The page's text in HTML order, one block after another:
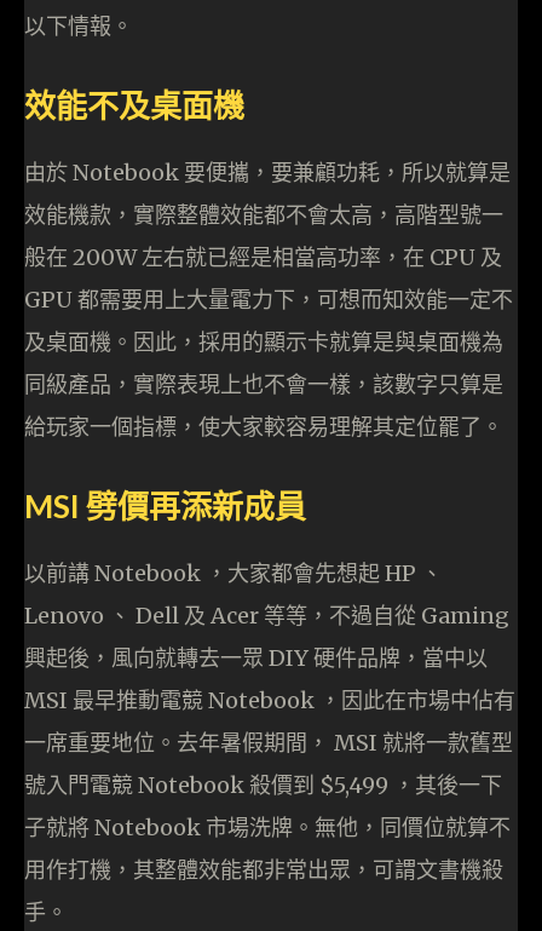
以下情報。
效能不及桌面機
由於 Notebook 要便攜，要兼顧功耗，所以就算是
效能機款，實際整體效能都不會太高，高階型號一
般在 200W 左右就已經是相當高功率，在 CPU 及
GPU 都需要用上大量電力下，可想而知效能一定不
及桌面機。因此，採用的顯示卡就算是與桌面機為
同級產品，實際表現上也不會一樣，該數字只算是
給玩家一個指標，使大家較容易理解其定位罷了。
MSI 劈價再添新成員
以前講 Notebook ，大家都會先想起 HP 、
Lenovo 、 Dell 及 Acer 等等，不過自從 Gaming
興起後，風向就轉去一眾 DIY 硬件品牌，當中以
MSI 最早推動電競 Notebook ，因此在市場中佔有
一席重要地位。去年暑假期間， MSI 就將一款舊型
號入門電競 Notebook 殺價到 $5,499 ，其後一下
子就將 Notebook 市場洗牌。無他，同價位就算不
用作打機，其整體效能都非常出眾，可謂文書機殺
手。